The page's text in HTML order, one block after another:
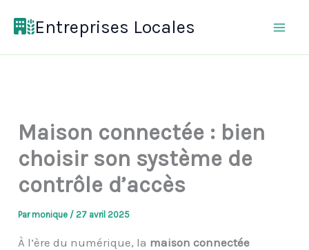
Entreprises Locales
Maison connectée : bien
choisir son système de
contrôle d’accès
Parmonique /27 avril 2025
À l’ère du numérique, la maison connectée